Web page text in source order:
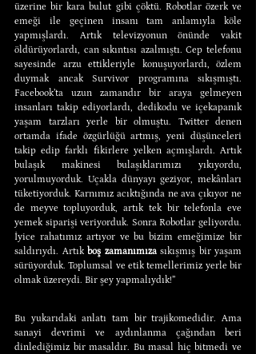
üzerine bir kara bulut gibi çöktü. Robotlar özerk ve
emeği ile geçinen insanı tam anlamıyla köle
yapmışlardı. Artık televizyonun önünde vakit
öldürüyorlardı, can sıkıntısı azalmıştı. Cep telefonu
sayesinde arzu ettikleriyle konuşuyorlardı, özlem
duymak ancak Survivor programına sıkışmıştı.
Facebook’ta uzun zamandır bir araya gelmeyen
insanları takip ediyorlardı, dedikodu ve içekapanık
yaşam tarzları yerle bir olmuştu. Twitter denen
ortamda ifade özgürlüğü artmış, yeni düşünceleri
takip edip farklı fikirlere yelken açmışlardı. Artık
bulaşık makinesi bulaşıklarımızı yıkıyordu,
yorulmuyorduk. Uçakla dünyayı geziyor, mekânları
tüketiyorduk. Karnımız acıktığında ne ava çıkıyor ne
de meyve topluyorduk, artık tek bir telefonla eve
yemek siparişi veriyorduk. Sonra Robotlar geliyordu.
İyice rahatımız artıyor ve bu bizim emeğimize bir
saldırıydı. Artık boş zamanımıza sıkışmış bir yaşam
sürüyorduk. Toplumsal ve etik temellerimiz yerle bir
olmak üzereydi. Bir şey yapmalıydık!”
Bu yukarıdaki anlatı tam bir trajikomedidir. Ama
sanayi devrimi ve aydınlanma çağından beri
dinlediğimiz bir masaldır. Bu masal hiç bitmedi ve